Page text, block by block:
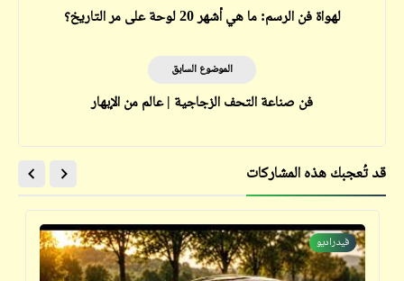
لهواة فن الرسم: ما هي أشهر 20 لوحة على مر التاريخ؟
الموضوع السابق
فن صناعة التحف الزجاجية | عالم من الإبهار
قد تُعجبك هذه المشاركات
فيدراديو